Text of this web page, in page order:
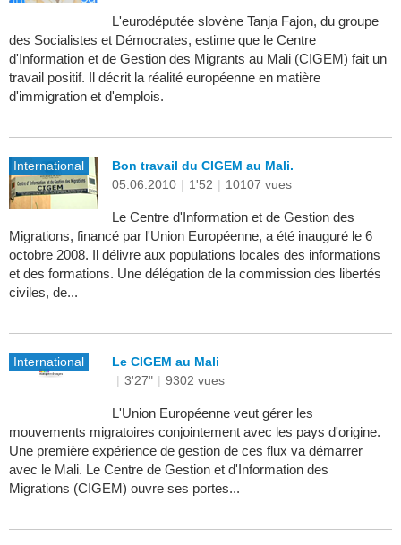
L'eurodéputée slovène Tanja Fajon, du groupe
des Socialistes et Démocrates, estime que le Centre
d'Information et de Gestion des Migrants au Mali (CIGEM) fait un
travail positif. Il décrit la réalité européenne en matière
d'immigration et d'emplois.
International
Bon travail du CIGEM au Mali.
05.06.2010 | 1'52 | 10107 vues
Le Centre d'Information et de Gestion des
Migrations, financé par l'Union Européenne, a été inauguré le 6
octobre 2008. Il délivre aux populations locales des informations
et des formations. Une délégation de la commission des libertés
civiles, de...
International
Le CIGEM au Mali
| 3'27" | 9302 vues
L'Union Européenne veut gérer les
mouvements migratoires conjointement avec les pays d'origine.
Une première expérience de gestion de ces flux va démarrer
avec le Mali. Le Centre de Gestion et d'Information des
Migrations (CIGEM) ouvre ses portes...